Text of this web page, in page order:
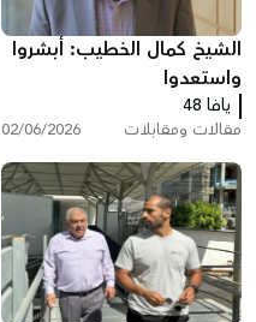
الشيخ كمال الخطيب: أبشروا
واستعدوا
يافا 48
مقالات ومقابلات 02/06/2026